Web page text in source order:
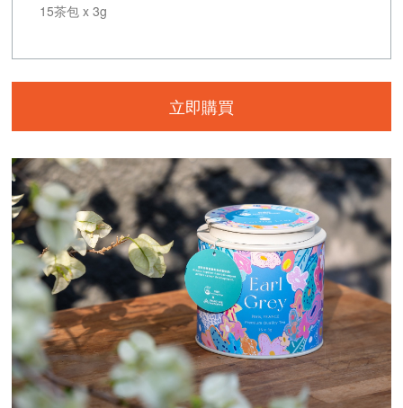
15茶包 x 3g
立即購買